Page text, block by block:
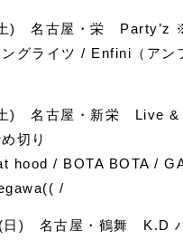
) 名古屋・栄 Party’z
ングライツ / Enfini（アン
) 名古屋・新栄 Live &
切り
hood / BOTA BOTA /
/
日) 名古屋・鶴舞 K.D